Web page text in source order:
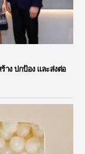
ง ปกป้อง และส่งต่อ